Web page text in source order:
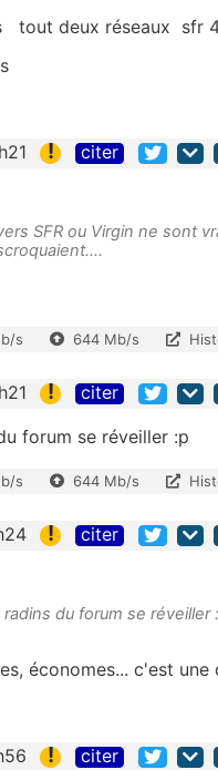
tout deux réseaux sfr
! citer
SFR ou Virgin ne sont
s 644 Mb/s
! citer
forum se réveiller :p
s 644 Mb/s
! citer
du forum se réveiller
économes... c'est
! citer